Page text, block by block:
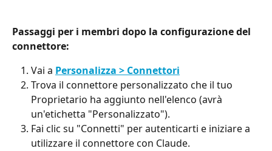
Passaggi per i membri dopo la configurazione del
connettore:
Vai a Personalizza > Connettori
Trova il connettore personalizzato che il tuo
Proprietario ha aggiunto nell'elenco (avrà
un'etichetta "Personalizzato").
Fai clic su "Connetti" per autenticarti e iniziare a
utilizzare il connettore con Claude.